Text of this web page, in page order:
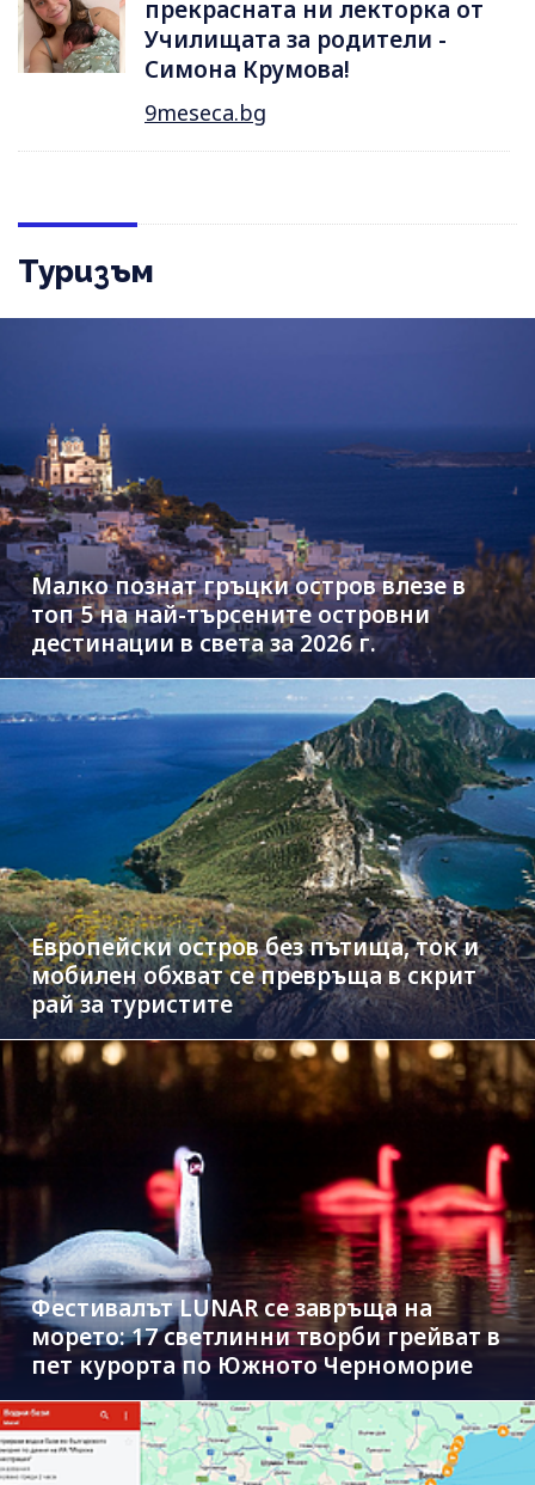
прекрасната ни лекторка от
Училищата за родители -
Симона Крумова!
9meseca.bg
Туризъм
Малко познат гръцки остров влезе в
топ 5 на най-търсените островни
дестинации в света за 2026 г.
Европейски остров без пътища, ток и
мобилен обхват се превръща в скрит
рай за туристите
Фестивалът LUNAR се завръща на
морето: 17 светлинни творби грейват в
пет курорта по Южното Черноморие